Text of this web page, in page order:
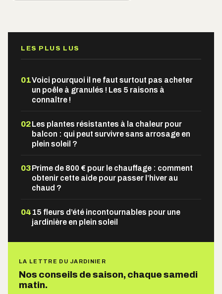
LES PLUS LUS
01Voici pourquoi il ne faut surtout pas acheter
un poêle à granulés ! Les 5 raisons à
connaître !
02Les plantes résistantes à la chaleur pour
balcon : qui peut survivre sans arrosage en
plein soleil ?
03Prime de 800 € pour le chauffage : comment
obtenir cette aide pour passer l’hiver au
chaud ?
04 15 fleurs d’été incontournables pour une
jardinière en plein soleil
LA LETTRE DU JARDINIER
Nos conseils de saison, chaque samedi
matin.